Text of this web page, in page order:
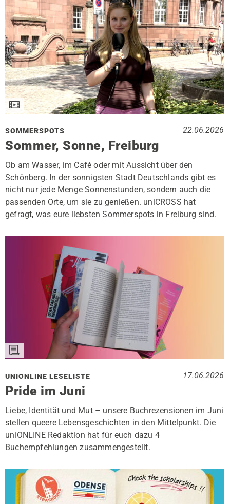
SOMMERSPOTS 22.06.2026
Sommer, Sonne, Freiburg
Ob am Wasser, im Café oder mit Aussicht über den
Schönberg. In der sonnigsten Stadt Deutschlands gibt es
nicht nur jede Menge Sonnenstunden, sondern auch die
passenden Orte, um sie zu genießen. uniCROSS hat
gefragt, was eure liebsten Sommerspots in Freiburg sind.
UNIONLINE LESELISTE 17.06.2026
Pride im Juni
Liebe, Identität und Mut – unsere Buchrezensionen im Juni
stellen queere Lebensgeschichten in den Mittelpunkt. Die
uniONLINE Redaktion hat für euch dazu 4
Buchempfehlungen zusammengestellt.